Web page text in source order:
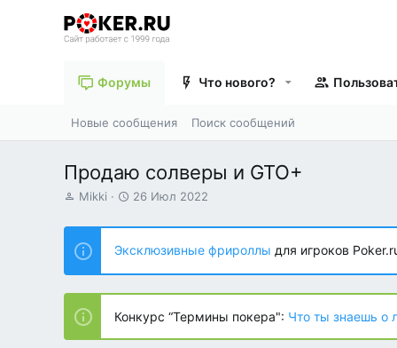
Форумы Что нового?
Новые сообщения Поиск сообщений
Продаю солверы и GTO+
А
т
о
р
т
е
м
ы
Mikki
Д
т
н
а
ч
л
а
26 Июл 2022
Эксклюзивные фрироллы для игроков
Конкурс “Термины покера": Что ты знаешь о